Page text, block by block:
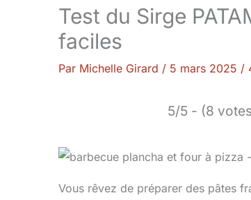
Test du Sirge
faciles
Par Michelle Girard / 5 mars 2025 /
5/5 - (8
Vous rêvez de préparer des pâtes